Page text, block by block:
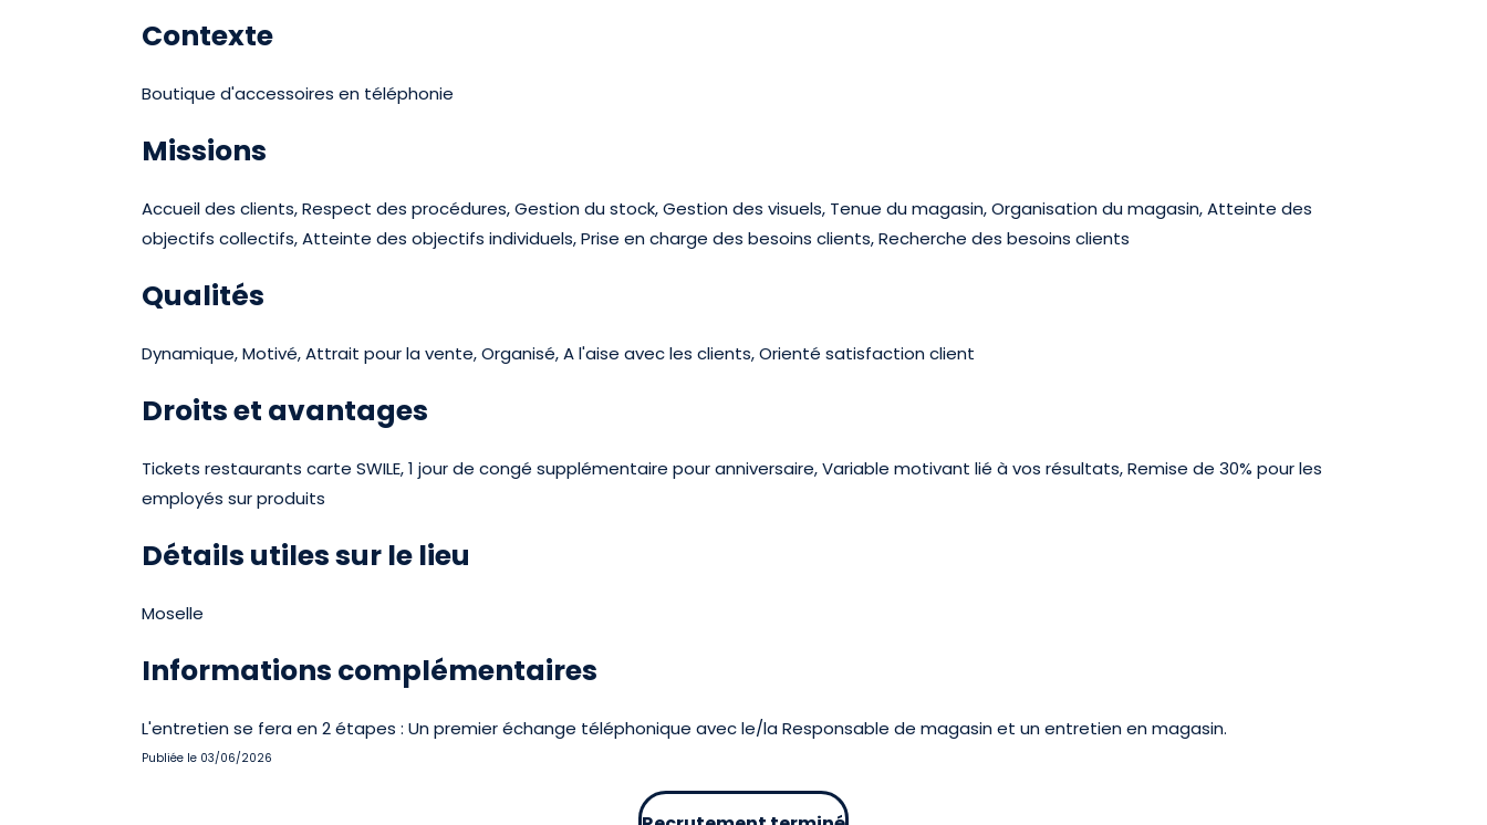
Contexte
Boutique d'accessoires en téléphonie
Missions
Accueil des clients, Respect des procédures, Gestion du stock, Gestion des visuels, Tenue du magasin, Organisation du magasin, Atteinte des
objectifs collectifs, Atteinte des objectifs individuels, Prise en charge des besoins clients, Recherche des besoins clients
Qualités
Dynamique, Motivé, Attrait pour la vente, Organisé, A l'aise avec les clients, Orienté satisfaction client
Droits et avantages
Tickets restaurants carte SWILE, 1 jour de congé supplémentaire pour anniversaire, Variable motivant lié à vos résultats, Remise de 30% pour les
employés sur produits
Détails utiles sur le lieu
Moselle
Informations complémentaires
L'entretien se fera en 2 étapes : Un premier échange téléphonique avec le/la Responsable de magasin et un entretien en magasin.
Publiée le 03/06/2026